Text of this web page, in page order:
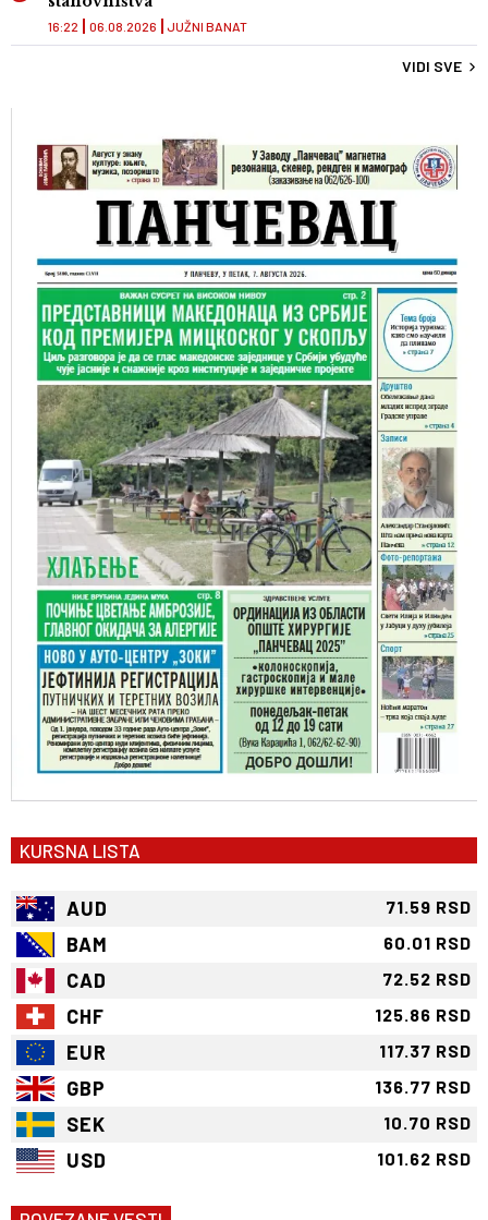
JUŽNI BANAT
16:22 06.08.2026
VIDI SVE
KURSNA LISTA
AUD 71.59 RSD
BAM 60.01 RSD
CAD 72.52 RSD
CHF 125.86 RSD
EUR 117.37 RSD
GBP 136.77 RSD
SEK 10.70 RSD
USD 101.62 RSD